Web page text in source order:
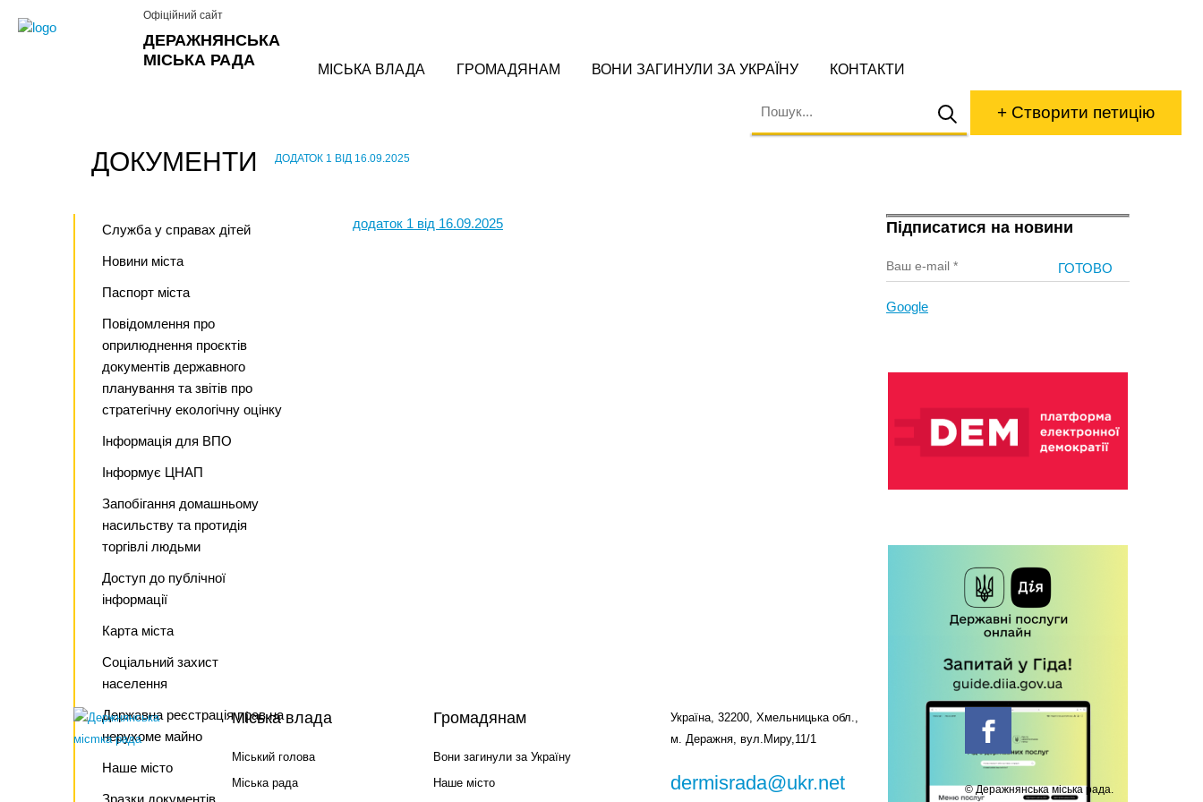
ДЕРАЖНЯНСЬКА
МІСЬКА РАДА
Офіційний сайт
МІСЬКА ВЛАДА ГРОМАДЯНАМ ВОНИ ЗАГИНУЛИ ЗА УКРАЇНУ КОНТАКТИ
+ Створити петицію
ДОКУМЕНТИ ДОДАТОК 1 ВІД 16.09.2025
Служба у справах дітей
Новини міста
Паспорт міста
Повідомлення про
оприлюднення проєктів
документів державного
планування та звітів про
стратегічну екологічну оцінку
Інформація для ВПО
Інформує ЦНАП
Запобігання домашньому
насильству та протидія
торгівлі людьми
Доступ до публічної
інформації
Карта міста
Соціальний захист
населення
Державна реєстрація прав на
нерухоме майно
Наше місто
Зразки документів
Підписатися на новини
Google
додаток 1 від 16.09.2025
Міська влада
Міський голова
Міська рада
Громадянам
Вони загинули за Україну
Наше місто
Україна, 32200, Хмельницька обл.,
м. Деражня, вул.Миру,11/1
dermisrada@ukr.net
© Деражнянська міська рада.